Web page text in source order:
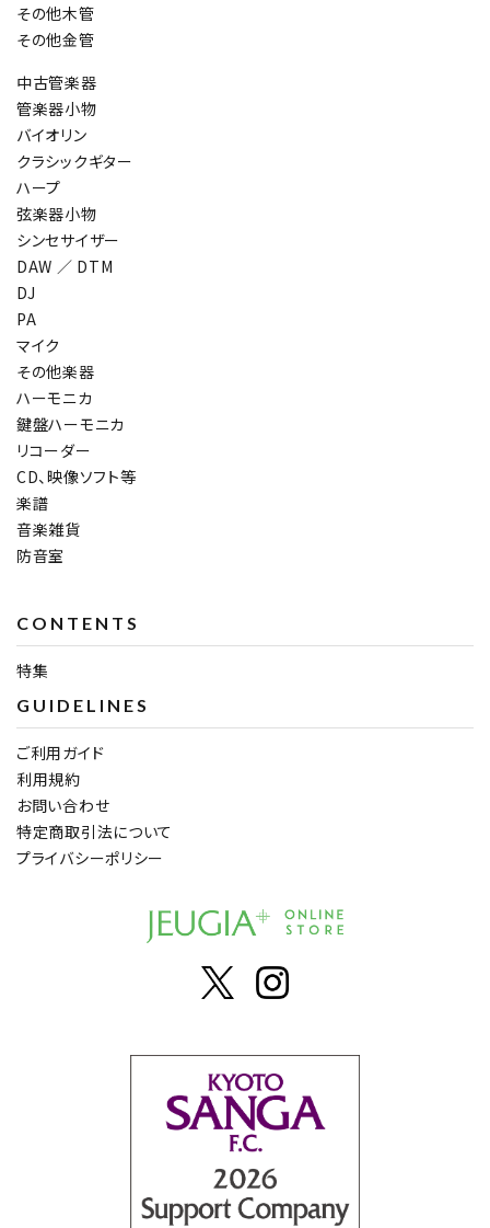
その他木管
その他金管
中古管楽器
管楽器小物
バイオリン
クラシックギター
ハープ
弦楽器小物
シンセサイザー
DAW ／ DTM
DJ
PA
マイク
その他楽器
ハーモニカ
鍵盤ハーモニカ
リコーダー
CD、映像ソフト等
楽譜
音楽雑貨
防音室
CONTENTS
特集
GUIDELINES
ご利用ガイド
利用規約
お問い合わせ
特定商取引法について
プライバシーポリシー